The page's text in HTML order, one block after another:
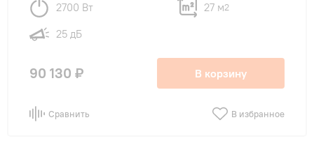
2700 Вт 27 м2
25 дБ
90 130 ₽ В корзину
Сравнить В избранное